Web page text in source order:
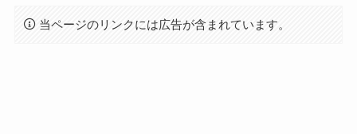
当ページのリンクには広告が含まれています。